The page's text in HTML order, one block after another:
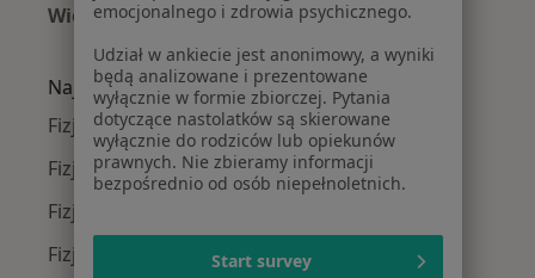
Więcej (15)
Więcej w kategorii: Najczęście leczone
Najpopularniejsze ubezpieczenia
Fizjoterapeuci z NFZ w Chorzowie
Fizjoterapeuci z Allianz w Chorzowie
Fizjoterapeuci z PZU Zdrowie w Chorzowie
Fizjoterapeuci z LUX MED w Chorzowie
emocjonalnego i zdrowia psychicznego.
Udział w ankiecie jest anonimowy, a wyniki
będą analizowane i prezentowane
wyłącznie w formie zbiorczej. Pytania
dotyczące nastolatków są skierowane
wyłącznie do rodziców lub opiekunów
prawnych. Nie zbieramy informacji
bezpośrednio od osób niepełnoletnich.
Start survey